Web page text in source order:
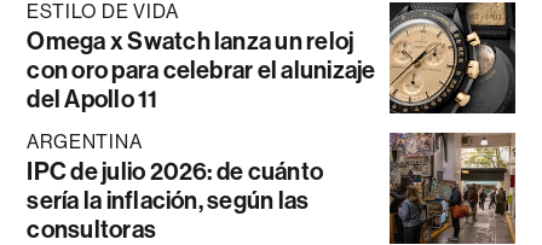
ESTILO DE VIDA
Omega x Swatch lanza un reloj
con oro para celebrar el alunizaje
del Apollo 11
ARGENTINA
IPC de julio 2026: de cuánto
sería la inflación, según las
consultoras